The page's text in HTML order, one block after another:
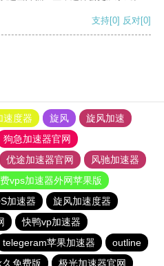
支持[0] 反对[0]
速度器 旋风
旋风加速
狗急加速器官网
优途加速器官网
风驰加速器
vps加速器外网苹果版
加速器
旋风加速度器
快鸭vp加速器
telegeram苹果加速器
outline
免费版 极光加速器官网